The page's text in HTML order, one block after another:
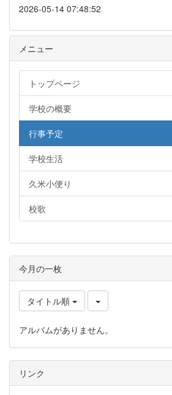
2026-05-14 07:48:52
メニュー
トップページ
学校の概要
行事予定
学校生活
久米小便り
校歌
今月の一枚
タイトル順
アルバムがありません。
リンク